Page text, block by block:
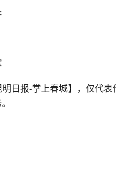
日报-掌上春城】，仅代